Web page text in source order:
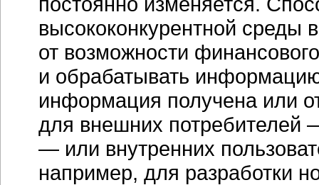
высококонкурентной среды
от возможности
и обрабатывать
информация получена или
для внешних потребителей
— или внутренних
например, для разработки